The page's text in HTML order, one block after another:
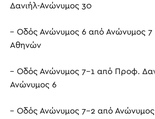
Δανιήλ-Ανώνυμος 30
– Οδός Ανώνυμος 6 από Ανώνυμος
Αθηνών
– Οδός Ανώνυμος 7-1 από Προφ.
Ανώνυμος 6
– Οδός Ανώνυμος 7-2 από